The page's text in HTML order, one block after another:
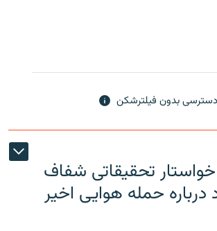
دسترسی بدون فیلترشکن
تحقیقاتی شفاف
درباره حمله هوایی اخیر